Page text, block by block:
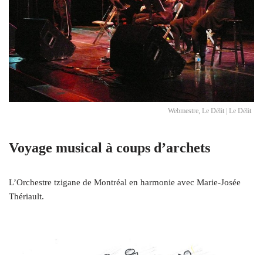
Webmestre, Le Délit | Le Délit
Voyage musical à coups d’archets
L’Orchestre tzigane de Montréal en harmonie avec Marie-Josée
Thériault.